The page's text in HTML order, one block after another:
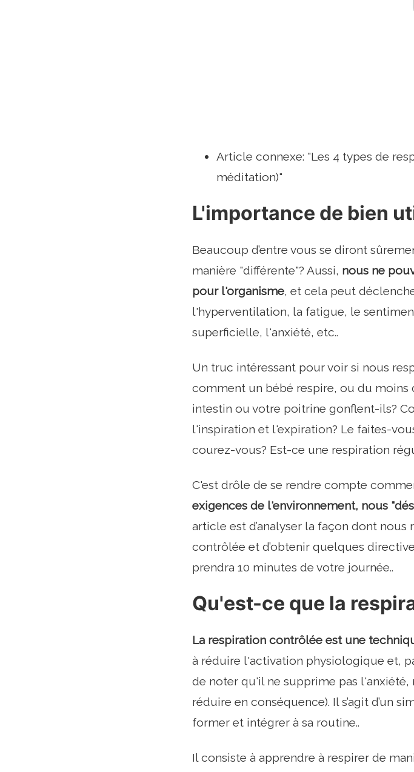
Article connexe: "Les 4 types de
méditation)"
L'importance de bien
Beaucoup d’entre vous se diront
manière "différente"? Aussi, nous ne
pour l'organisme, et cela peut
l'hyperventilation, la fatigue, le
superficielle, l'anxiété, etc..
Un truc intéressant pour voir si nous
comment un bébé respire, ou du moins
intestin ou votre poitrine gonflent-ils?
l'inspiration et l'expiration? Le faites-
courez-vous? Est-ce une respiration
C'est drôle de se rendre compte
exigences de l'environnement, nous
article est d’analyser la façon dont nous
contrôlée et d’obtenir quelques
prendra 10 minutes de votre journée..
Qu'est-ce que la
La respiration contrôlée est une
à réduire l'activation physiologique et,
de noter qu'il ne supprime pas
réduire en conséquence). Il s’agit d’un
former et intégrer à sa routine..
Il consiste à apprendre à respirer de